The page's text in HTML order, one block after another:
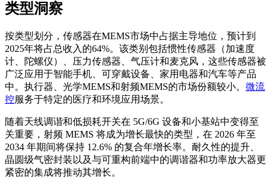
类型洞察
按类型划分，传感器在MEMS市场中占据主导地位，预计到
2025年将占总收入的64%。该类别包括惯性传感器（加速度
计、陀螺仪）、压力传感器、气压计和麦克风，这些传感器被
广泛应用于智能手机、可穿戴设备、家用电器和汽车等产品
中。执行器、光学MEMS和射频MEMS的市场份额较小。 微流
控服务于特定的医疗和环境应用场景。
随着天线调谐和低损耗开关在 5G/6G 设备和小基站中变得至
关重要，射频 MEMS 将成为增长最快的类型，在 2026 年至
2034 年期间将保持 12.6% 的复合年增长率。耐久性的提升、
晶圆级气密封装以及与可重构前端中的调谐器和功率放大器更
紧密的集成将推动其增长。